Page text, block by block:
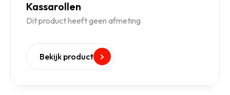
Kassarollen
Dit product heeft geen afmeting
Bekijk product